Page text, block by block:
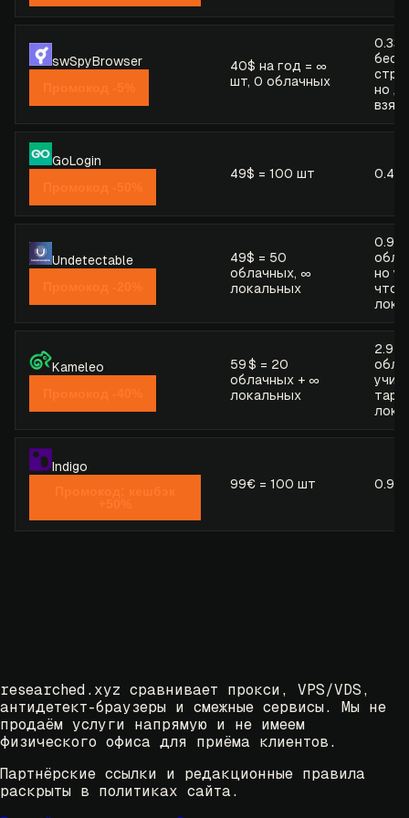
swSpyBrowser
40$ на год = ∞
шт, 0 облачных
но
GoLogin
49$ = 100 шт
Undetectable
49$ = 50
облачных, ∞
локальных
но
что
Kameleo
59 $ = 20
облачных + ∞
локальных
2.95
Indigo
99€ = 100 шт
researched.xyz сравнивает прокси, VPS/VDS,
антидетект-браузеры и смежные сервисы. Мы не
продаём услуги напрямую и не имеем
физического офиса для приёма клиентов.
Партнёрские ссылки и редакционные правила
раскрыты в политиках сайта.